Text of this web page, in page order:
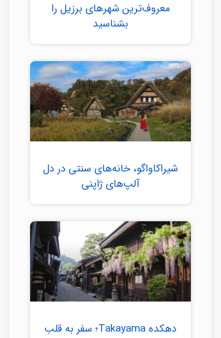
معروف‌ترین شهرهای برزیل را
بشناسید
شیراکاواگو، خانه‌های سنتی در دل
آلپ‌های ژاپنی
دهکده Takayama؛ سفر به قلب